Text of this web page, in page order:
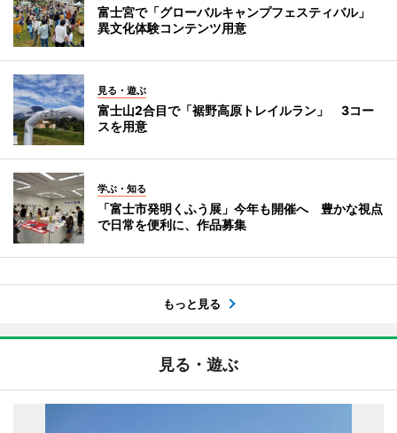
富士宮で「グローバルキャンプフェスティバル」
異文化体験コンテンツ用意
見る・遊ぶ
富士山2合目で「裾野高原トレイルラン」 3コー
スを用意
学ぶ・知る
「富士市発明くふう展」今年も開催へ 豊かな視点
で日常を便利に、作品募集
もっと見る
見る・遊ぶ